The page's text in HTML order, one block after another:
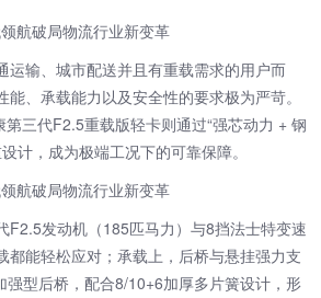
运输、城市配送并且有重载需求的用户而
、承载能力以及安全性的要求极为严苛。
三代F2.5重载版轻卡则通过“强芯动力 + 钢
计，成为极端工况下的可靠保障。
F2.5发动机（185匹马力）与8挡法士特变速
都能轻松应对；承载上，后桥与悬挂强力支
型后桥，配合8/10+6加厚多片簧设计，形